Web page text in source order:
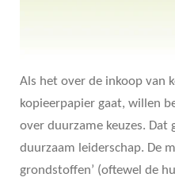
Als het over de inkoop van
kopieerpapier gaat, willen
over duurzame keuzes.
duurzaam leiderschap. De
grondstoffen’ (oftewel de